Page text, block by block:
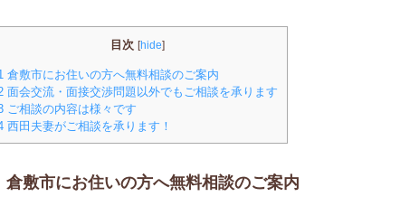
目次 [hide]
倉敷市にお住いの方へ無料相談のご案内
面会交流・面接交渉問題以外でもご相談を承ります
ご相談の内容は様々です
西田夫妻がご相談を承ります！
倉敷市にお住いの方へ無料相談のご案内